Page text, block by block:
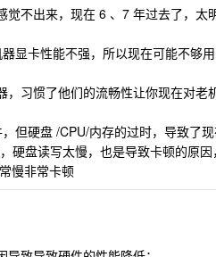
不出来，现在 6 、7 年过去了，太
显卡性能不强，所以现在可能不够用
习惯了他们的流畅性让你现在对老
但硬盘 /CPU/内存的过时，导致了
硬盘读写太慢，也是导致卡顿的原
慢非常卡顿